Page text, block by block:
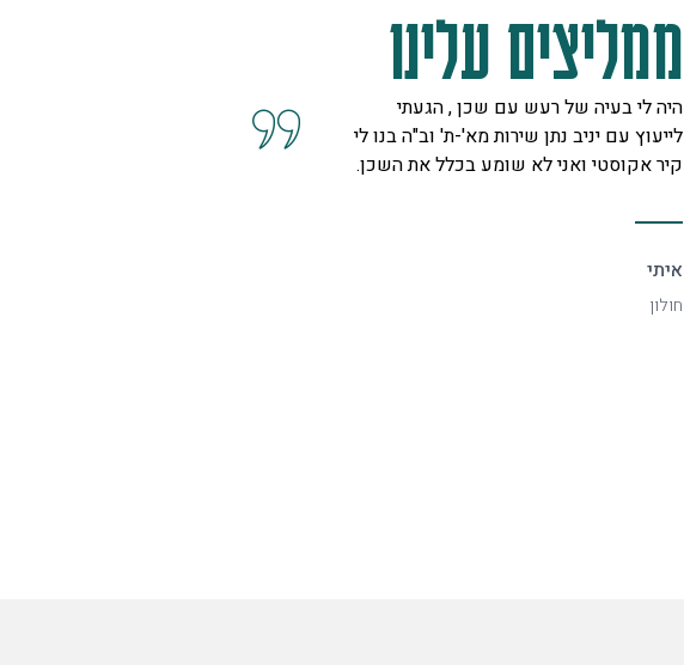
ממליצים עלינו
היה לי בעיה של רעש עם שכן , הגעתי
לייעוץ עם יניב נתן שירות מא'-ת' וב"ה בנו לי
קיר אקוסטי ואני לא שומע בכלל את השכן.
איתי
חולון